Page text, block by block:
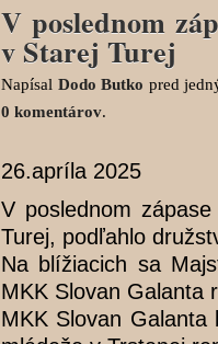
V poslednom
v Starej Turej
Napísal Dodo Butko pred
0 komentárov.
26.apríla 2025
V poslednom
Turej, podľahlo
Na blížiacich sa
MKK Slovan Galanta
MKK Slovan Galanta